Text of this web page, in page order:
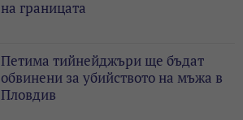
на границата
Петима тийнейджъри ще бъдат
обвинени за убийството на мъжа в
Пловдив